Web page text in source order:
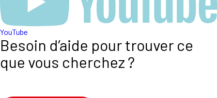
YouTube
Besoin d’aide pour trouver ce
que vous cherchez ?